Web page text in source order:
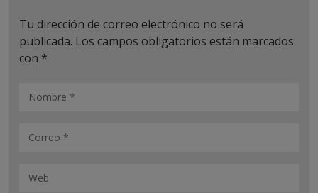
Tu dirección de correo electrónico no será
publicada. Los campos obligatorios están marcados
con *